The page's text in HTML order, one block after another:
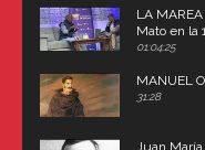
LA
Mato en la
(Uruguay)
01:04:25
MANUEL
31:28
Juan